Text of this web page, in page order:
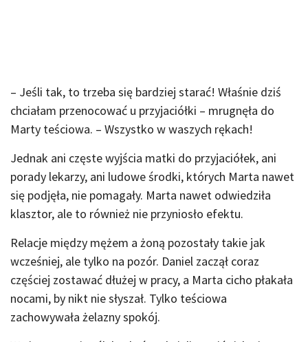
– Jeśli tak, to trzeba się bardziej starać! Właśnie dziś
chciałam przenocować u przyjaciółki – mrugnęła do
Marty teściowa. – Wszystko w waszych rękach!
Jednak ani częste wyjścia matki do przyjaciółek, ani
porady lekarzy, ani ludowe środki, których Marta nawet
się podjęła, nie pomagały. Marta nawet odwiedziła
klasztor, ale to również nie przyniosło efektu.
Relacje między mężem a żoną pozostały takie jak
wcześniej, ale tylko na pozór. Daniel zaczął coraz
częściej zostawać dłużej w pracy, a Marta cicho płakała
nocami, by nikt nie słyszał. Tylko teściowa
zachowywała żelazny spokój.